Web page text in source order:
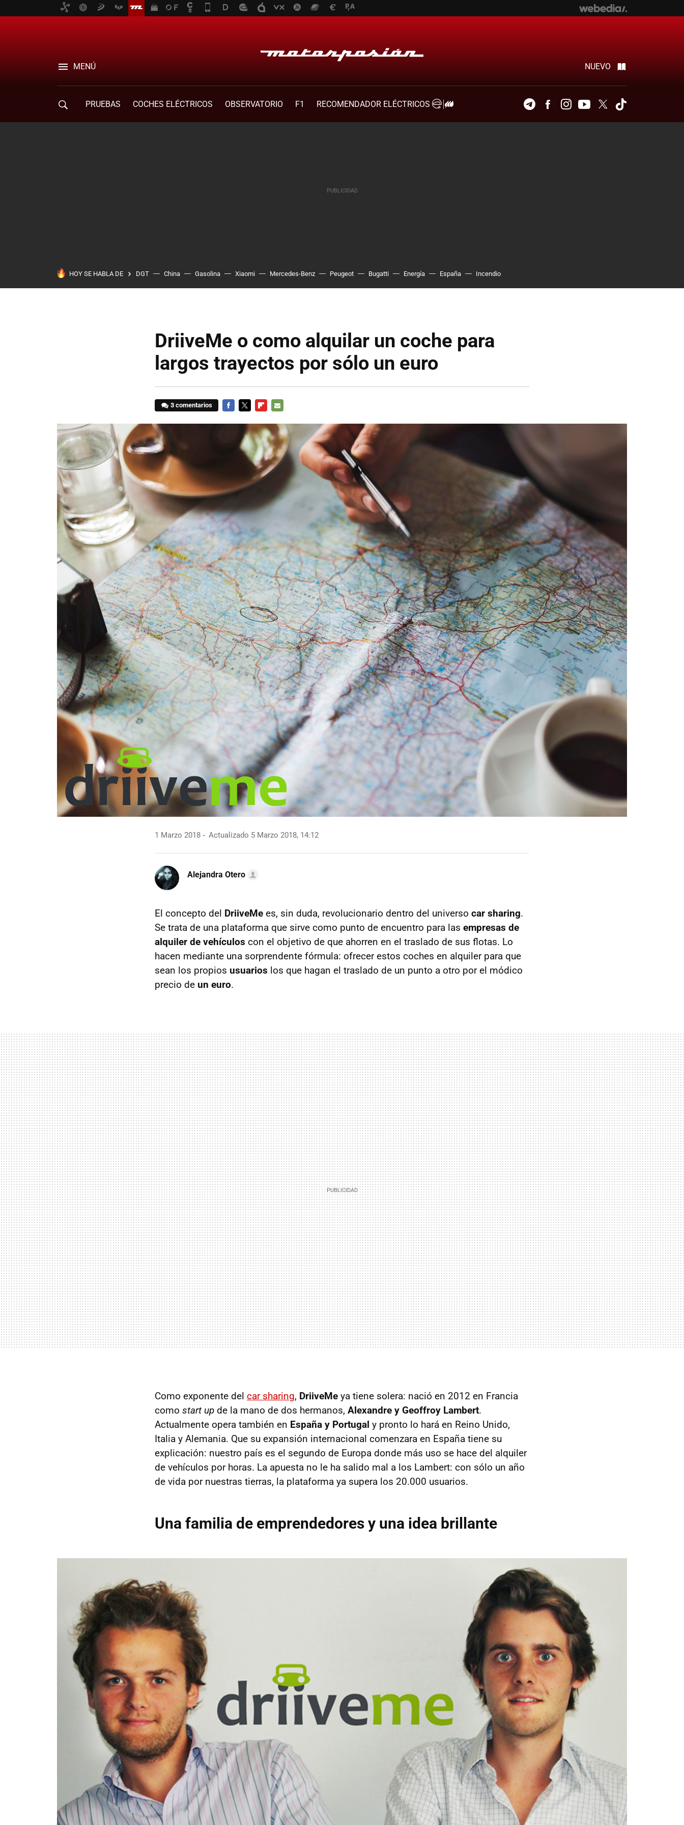
MENÚ NUEVO
PRUEBAS COCHES ELÉCTRICOS OBSERVATORIO F1
RECOMENDADOR ELÉCTRICOS
TelegramFacebookInstagramYoutubeTwitter
HOY SE HABLA DE DGT China Gasolina Xiaomi Mercedes-Benz Peugeot Bugatti Energía España Incendio
DriiveMe o como alquilar un coche para
largos trayectos por sólo un euro
3 comentarios
MAIL
1 Marzo 2018 Actualizado 5 Marzo 2018, 14:12
Alejandra Otero
El concepto del DriiveMe es, sin duda, revolucionario dentro del universo car sharing.
Se trata de una plataforma que sirve como punto de encuentro para las empresas de
alquiler de vehículos con el objetivo de que ahorren en el traslado de sus flotas. Lo
hacen mediante una sorprendente fórmula: ofrecer estos coches en alquiler para que
sean los propios usuarios los que hagan el traslado de un punto a otro por el módico
precio de un euro.
Como exponente del car sharing, DriiveMe ya tiene solera: nació en 2012 en Francia
como start up de la mano de dos hermanos, Alexandre y Geoffroy Lambert.
Actualmente opera también en España y Portugal y pronto lo hará en Reino Unido,
Italia y Alemania. Que su expansión internacional comenzara en España tiene su
explicación: nuestro país es el segundo de Europa donde más uso se hace del alquiler
de vehículos por horas. La apuesta no le ha salido mal a los Lambert: con sólo un año
de vida por nuestras tierras, la plataforma ya supera los 20.000 usuarios.
Una familia de emprendedores y una idea brillante